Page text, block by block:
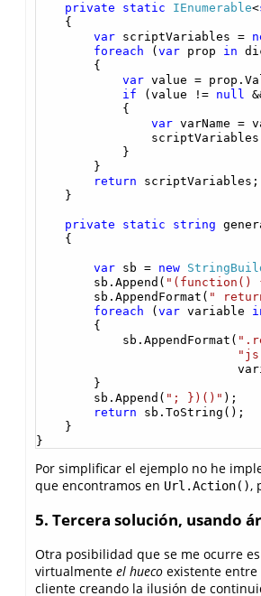
private static IEnumerable<
{
var scriptVariables =
foreach ( var prop in
{
var value =
if (value != null
{
var varName =
}
}
return scriptVariables;
}
private static string
{
var sb = new
sb.Append( "(function()
sb.AppendFormat( "
foreach ( var variable
{
sb.AppendFormat(
}
sb.Append( "; })()" );
return sb.ToString();
}
}
Por simplificar el ejemplo no he
que encontramos en Url.Action(),
5. Tercera solución, usando
Otra posibilidad que se me ocurre
virtualmente el hueco existente entre
cliente creando la ilusión de